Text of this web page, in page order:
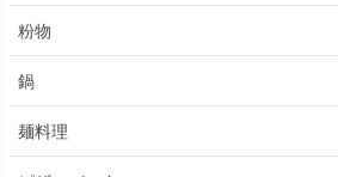
粉物
鍋
麺料理